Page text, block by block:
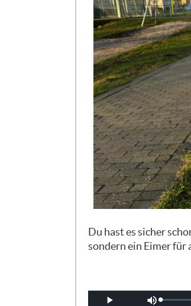
Du hast es sicher
sondern ein Eimer
Geladen: